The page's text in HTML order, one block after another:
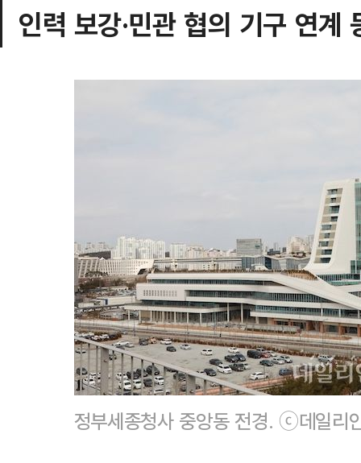
인력 보강·민관 협의 기구 연계
정부세종청사 중앙동 전경. ⓒ데일리